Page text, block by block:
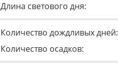
Длина светового дня:
Количество дождливых дней:
Количество осадков: